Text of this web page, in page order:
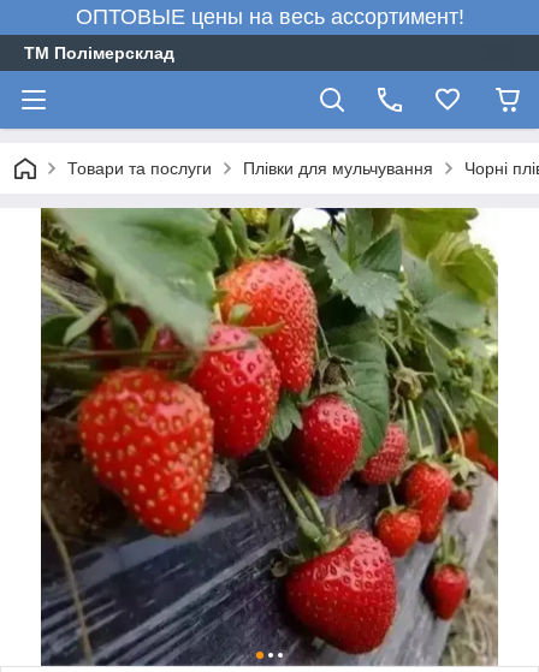
ОПТОВЫЕ цены на весь ассортимент!
ТМ Полімерсклад
Товари та послуги Плівки для мульчування Чорні